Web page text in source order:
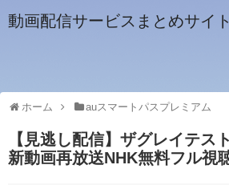
動画配信サービスまとめサイト
ホーム auスマートパスプレミアム
【見逃し配信】ザグレイテス
新動画再放送NHK無料フル視